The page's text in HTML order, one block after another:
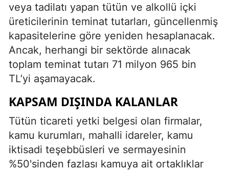
veya tadilatı yapan tütün ve alkollü içki
üreticilerinin teminat tutarları, güncellenmiş
kapasitelerine göre yeniden hesaplanacak.
Ancak, herhangi bir sektörde alınacak
toplam teminat tutarı 71 milyon 965 bin
TL’yi aşamayacak.
KAPSAM DIŞINDA KALANLAR
Tütün ticareti yetki belgesi olan firmalar,
kamu kurumları, mahalli idareler, kamu
iktisadi teşebbüsleri ve sermayesinin
%50'sinden fazlası kamuya ait ortaklıklar